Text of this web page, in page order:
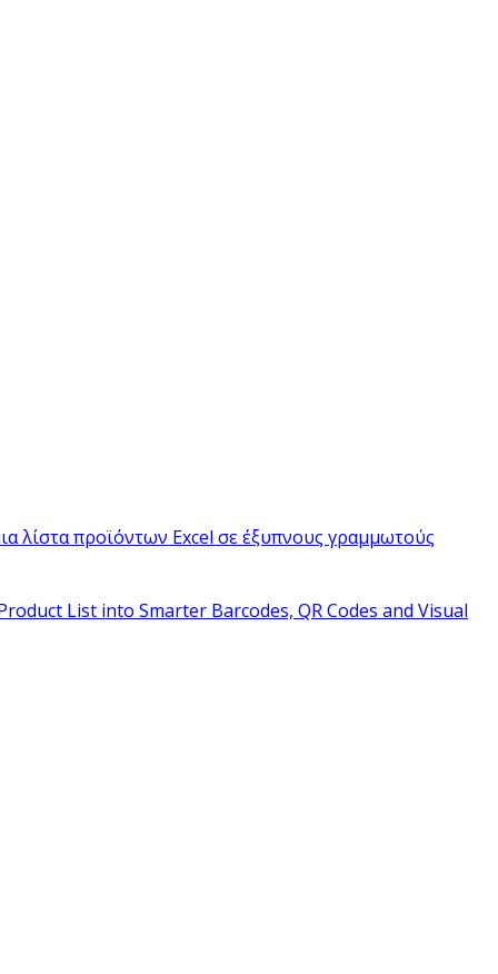
λίστα προϊόντων Excel σε έξυπνους γραμμωτούς
List into Smarter Barcodes, QR Codes and Visual